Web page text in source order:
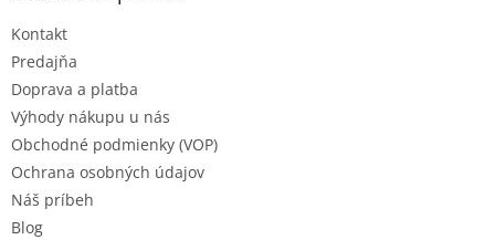
Kontakt
Predajňa
Doprava a platba
Výhody nákupu u nás
Obchodné podmienky (VOP)
Ochrana osobných údajov
Náš príbeh
Blog